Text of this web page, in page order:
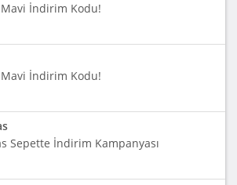
Mavi İndirim Kodu!
Mavi İndirim Kodu!
Sepette İndirim Kampanyası